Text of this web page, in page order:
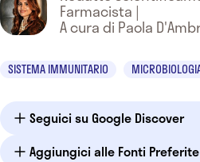
Farmacista |
A cura di Paola
SISTEMA IMMUNITARIO
Seguici su Google Discover
Aggiungici alle Fonti